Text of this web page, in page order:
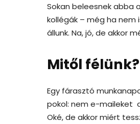
Sokan beleesnek abba
kollégák – még ha nem
állunk. Na, jó, de akkor
Mitől félünk?
Egy fárasztó
pokol: nem e-maileket
Oké, de akkor miért